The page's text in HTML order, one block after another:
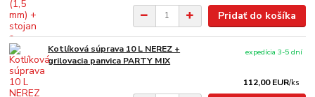
Pridať do košíka
Kotlíková súprava 10 L NEREZ +
grilovacia panvica PARTY MIX
112,00 EUR/ks
expedícia 3-5 dní